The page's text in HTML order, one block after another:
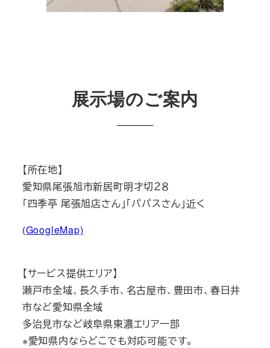
展示場のご案内
【所在地】
愛知県尾張旭市新居町明才切２８
「四季亭 尾張旭店さん」「パパスさん」近く
(GoogleMap)
【サービス提供エリア】
瀬戸市全域、長久手市、名古屋市、豊田市、春日井
市など愛知県全域
多治見市など岐阜県東濃エリア一部
※愛知県内ならどこでも対応可能です。